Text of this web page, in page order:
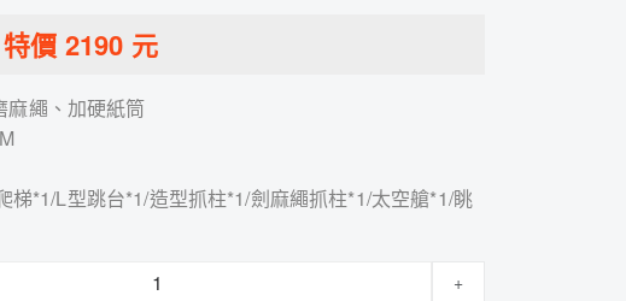
特價 2190 元
麻繩、加硬紙筒
梯*1/L型跳台*1/造型抓柱*1/劍麻繩抓柱*1/太空艙*1/眺
+